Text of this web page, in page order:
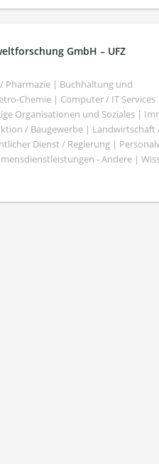
GmbH – UFZ
Pharmazie | Buchhaltung und
Chemie | Computer / IT Services
Organisationen und Soziales |
/ Baugewerbe | Landwirtschaft
Dienst / Regierung |
- Andere |